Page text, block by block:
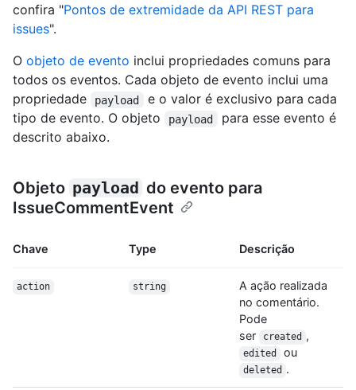
confira "Pontos de extremidade da API REST para
issues".
O objeto de evento inclui propriedades comuns para
todos os eventos. Cada objeto de evento inclui uma
propriedade
payload
e o valor é exclusivo para cada
tipo de evento. O objeto
payload
para esse evento é
descrito abaixo.
Objeto payload do evento para
IssueCommentEvent
Chave Type Descrição
action string
A ação realizada
no comentário.
Pode
ser
created ,
edited ou
deleted .